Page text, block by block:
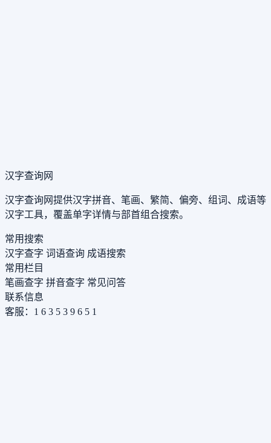
汉字查询网
汉字查询网提供汉字拼音、笔画、繁简、偏旁、组词、成语等
汉字工具，覆盖单字详情与部首组合搜索。
常用搜索
汉字查字 词语查询 成语搜索
常用栏目
笔画查字 拼音查字 常见问答
联系信息
客服：1 6 3 5 3 9 6 5 1